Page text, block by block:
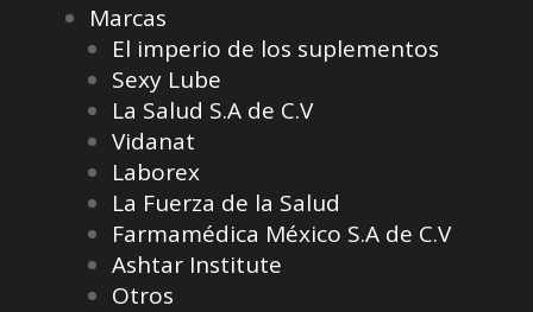
Marcas
El imperio de los suplementos
Sexy Lube
La Salud S.A de C.V
Vidanat
Laborex
La Fuerza de la Salud
Farmamédica México S.A de C.V
Ashtar Institute
Otros